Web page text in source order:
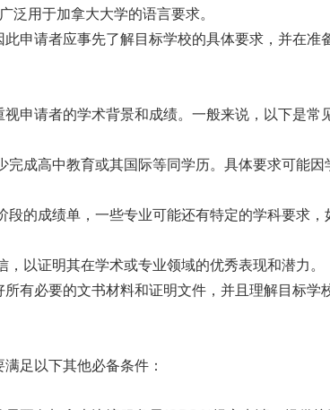
用于加拿大大学的语言要求。
请者应事先了解目标学校的具体要求，并在准
请者的学术背景和成绩。一般来说，以下是常
完成高中教育或其国际等同学历。具体要求可能因
成绩单，一些专业可能还有特定的学科要求，
证明其在学术或专业领域的优秀表现和潜力。
必要的文书材料和证明文件，并且理解目标学
以下其他必备条件：